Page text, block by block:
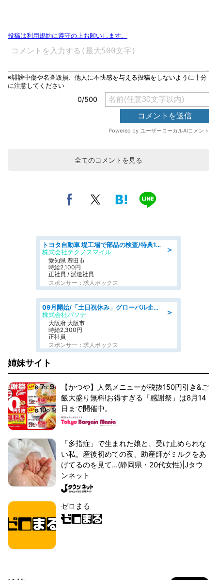
全てのコメントを見る
＞
トヨタ自動車 堤工場で部品の検査/特典168万/tutumi
株式会社テクノスマイル
愛知県 豊田市
時給2,100円
正社員 / 派遣社員
スポンサー：求人ボックス
＞
09月開始/「土日祝休み」グローバル企業での産業保健のお仕事/保健師/高時給/残業なし/服装自由
株式会社パソナ
大阪府 大阪市
時給2,300円
正社員
スポンサー：求人ボックス
姉妹サイト
【かつや】人気メニューが税抜150円引き&ご
飯大盛り無料!お得すぎる「感謝祭」は8月14
日まで開催中。
「多指症」で生まれた娘と、受け止められな
い私。産後初めての夜、助産師がミルクをあ
げてるのを見て...(静岡県・20代女性)|Jタウ
ンネット
ゼロまる